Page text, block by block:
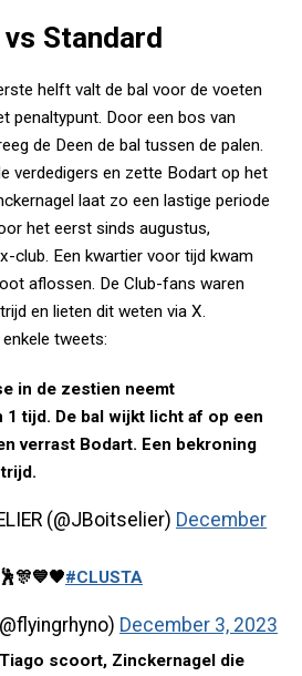
Standard
helft valt de bal voor de voeten
penaltypunt. Door een bos van
de Deen de bal tussen de palen.
verdedigers en zette Bodart op het
laat zo een lastige periode
het eerst sinds augustus,
club. Een kwartier voor tijd kwam
aflossen. De Club-fans waren
en lieten dit weten via X.
tweets:
in de zestien neemt
1 tijd. De bal wijkt licht af op een
verrast Bodart. Een bekroning
(@JBoitselier) December
#CLUSTA
December 3, 2023
scoort, Zinckernagel die